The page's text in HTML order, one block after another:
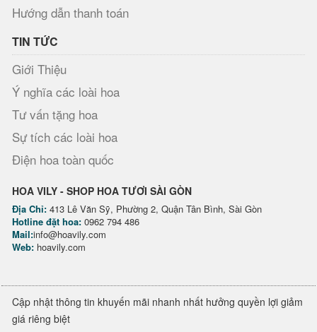
Hướng dẫn thanh toán
TIN TỨC
Giới Thiệu
Ý nghĩa các loài hoa
Tư vấn tặng hoa
Sự tích các loài hoa
Điện hoa toàn quốc
HOA VILY - SHOP HOA TƯƠI SÀI GÒN
Địa Chỉ: 413 Lê Văn Sỹ, Phường 2, Quận Tân Bình, Sài Gòn
Hotline đặt hoa: 0962 794 486
Mail:info@hoavily.com
Web: hoavily.com
Cập nhật thông tin khuyến mãi nhanh nhất hưởng quyền lợi giảm
giá riêng biệt